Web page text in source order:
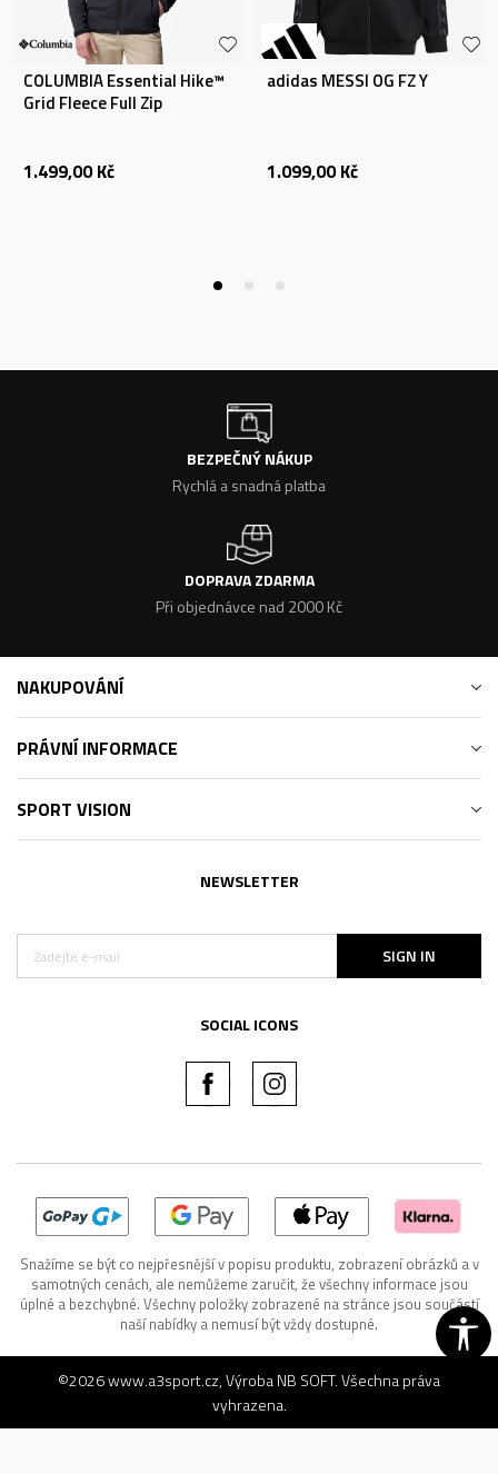
COLUMBIA Essential Hike™
Grid Fleece Full Zip
1.499,00 Kč
adidas MESSI OG FZ Y
1.099,00 Kč
BEZPEČNÝ NÁKUP
Rychlá a snadná platba
DOPRAVA ZDARMA
Při objednávce nad 2000 Kč
NAKUPOVÁNÍ
PRÁVNÍ INFORMACE
SPORT VISION
NEWSLETTER
SIGN IN
SOCIAL ICONS
Snažíme se být co nejpřesnější v popisu produktu, zobrazení obrázků a v
samotných cenách, ale nemůžeme zaručit, že všechny informace jsou
úplné a bezchybné. Všechny položky zobrazené na stránce jsou součástí
naší nabídky a nemusí být vždy dostupné.
©2026www.a3sport.cz, VýrobaNB SOFT. Všechna práva
vyhrazena.